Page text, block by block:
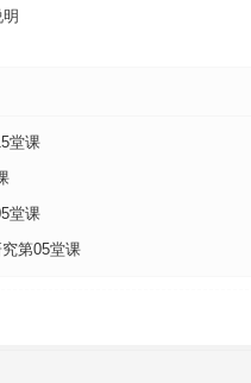
堂课
堂课
第05堂课